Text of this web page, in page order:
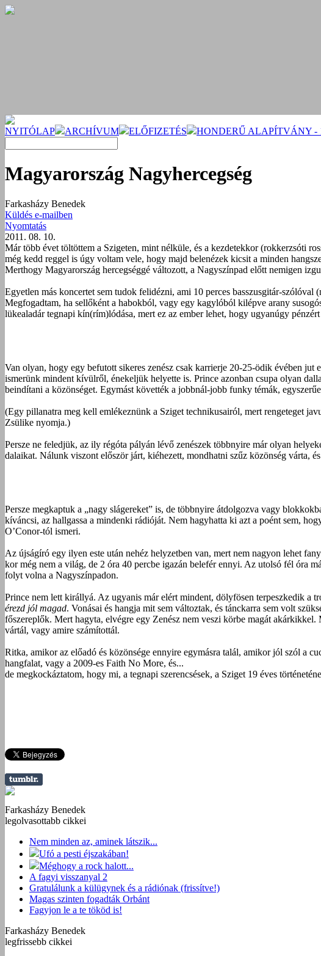
NYITÓLAP ARCHÍVUM ELŐFIZETÉS HONDERŰ ALAPÍTVÁNY -
Magyarország Nagyhercegség
Farkasházy Benedek
Küldés e-mailben
Nyomtatás
2011. 08. 10.
Már több évet töltöttem a Szigeten, mint nélküle, és a kezdetekkor (rokkerzsóti
még kedd reggel is úgy voltam vele, hogy majd belenézek kicsit a minden
Merthogy Magyarország hercegséggé változott, a Nagyszínpad előtt nemigen
Egyetlen más koncertet sem tudok felidézni, ami 10 perces basszusgitár-
Megfogadtam, ha sellőként a habokból, vagy egy kagylóból kilépve arany
lükealadár tegnapi kín(rím)lódása, mert ez az ember lehet, hogy ugyanúgy
Van olyan, hogy egy befutott sikeres zenész csak karrierje 20-25-ödik évében
ismerünk mindent kívülről, énekeljük helyette is. Prince azonban csupa olyan
beindítani a közönséget. Egymást követték a jobbnál-jobb funky témák,
(Egy pillanatra meg kell emlékeznünk a Sziget technikusairól, mert rengeteget
Zsülike nyomja.)
Persze ne feledjük, az ily régóta pályán lévő zenészek többnyire már olyan
dalaikat. Nálunk viszont először járt, kiéhezett, mondhatni szűz közönség várta,
Persze megkaptuk a „nagy slágereket” is, de többnyire átdolgozva vagy
kíváncsi, az hallgassa a mindenki rádióját. Nem hagyhatta ki azt a poént sem,
O’Conor-tól ismeri.
Az újságíró egy ilyen este után nehéz helyzetben van, mert nem nagyon lehet
kor még nem a világ, de 2 óra 40 percbe igazán belefér ennyi. Az utolsó fél óra
folyt volna a Nagyszínpadon.
Prince nem lett királlyá. Az ugyanis már elért mindent, dölyfösen terpeszkedik a
érezd jól magad. Vonásai és hangja mit sem változtak, és tánckarra sem volt
főszereplők. Mert hagyta, elvégre egy Zenész nem veszi körbe magát
vártál, vagy amire számítottál.
Ritka, amikor az előadó és közönsége ennyire egymásra talál, amikor jól szól a
hangfalat, vagy a 2009-es Faith No More, és...
de megkockáztatom, hogy mi, a tegnapi szerencsések, a Sziget 19 éves
Farkasházy Benedek
legolvasottabb cikkei
Nem minden az, aminek látszik...
Ufó a pesti éjszakában!
Méghogy a rock halott...
A fagyi visszanyal 2
Gratulálunk a külügynek és a rádiónak (frissítve!)
Magas szinten fogadták Orbánt
Fagyjon le a te tököd is!
Farkasházy Benedek
legfrissebb cikkei